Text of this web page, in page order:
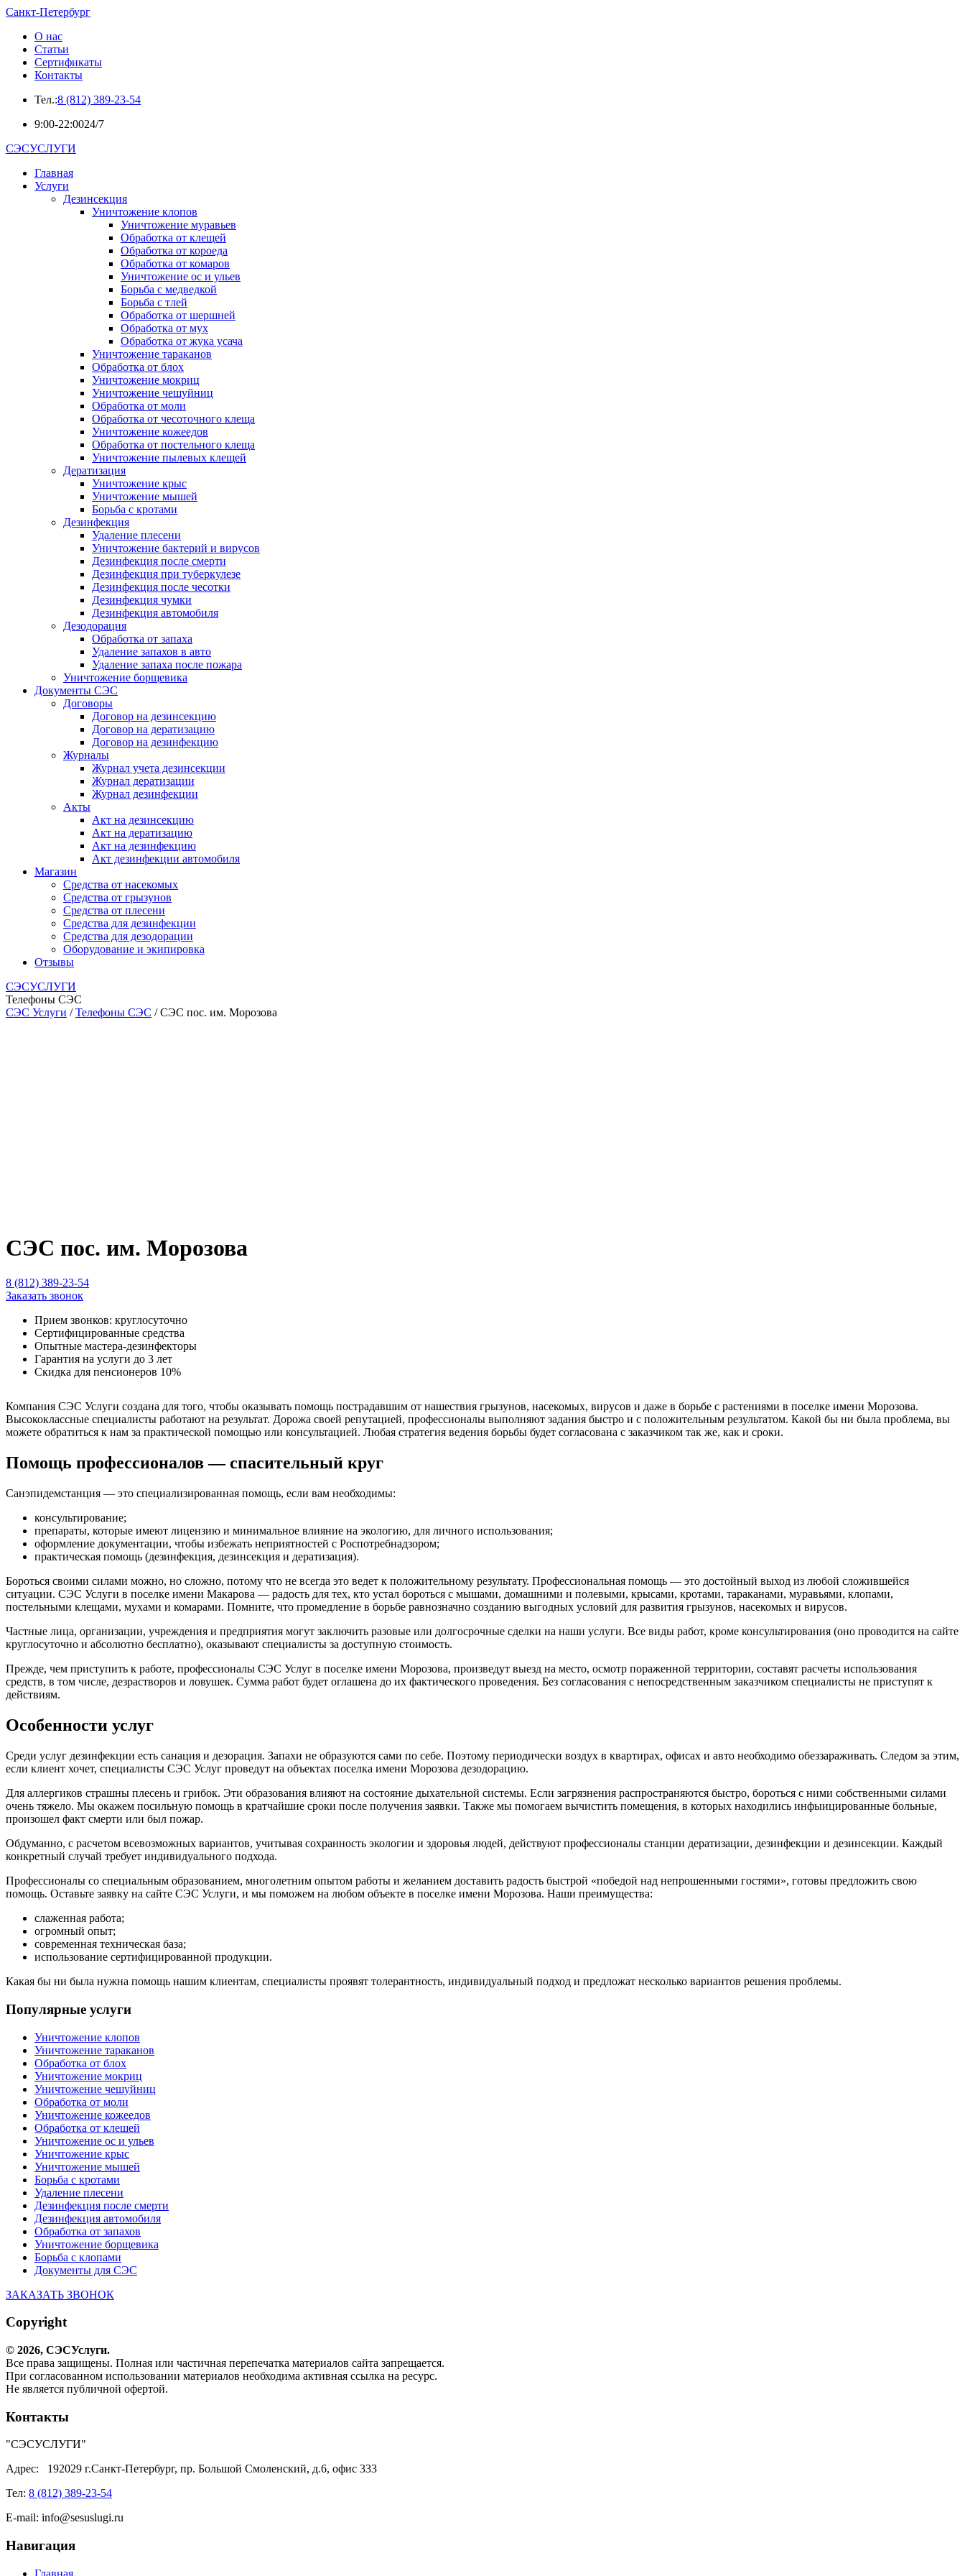
Санкт-Петербург
О нас
Статьи
Сертификаты
Контакты
Тел.:8 (812) 389-23-54
9:00-22:0024/7
СЭСУСЛУГИ
Главная
Услуги
Дезинсекция
Уничтожение клопов
Уничтожение муравьев
Обработка от клещей
Обработка от короеда
Обработка от комаров
Уничтожение ос и ульев
Борьба с медведкой
Борьба с тлей
Обработка от шершней
Обработка от мух
Обработка от жука усача
Уничтожение тараканов
Обработка от блох
Уничтожение мокриц
Уничтожение чешуйниц
Обработка от моли
Обработка от чесоточного клеща
Уничтожение кожеедов
Обработка от постельного клеща
Уничтожение пылевых клещей
Дератизация
Уничтожение крыс
Уничтожение мышей
Борьба с кротами
Дезинфекция
Удаление плесени
Уничтожение бактерий и вирусов
Дезинфекция после смерти
Дезинфекция при туберкулезе
Дезинфекция после чесотки
Дезинфекция чумки
Дезинфекция автомобиля
Дезодорация
Обработка от запаха
Удаление запахов в авто
Удаление запаха после пожара
Уничтожение борщевика
Документы СЭС
Договоры
Договор на дезинсекцию
Договор на дератизацию
Договор на дезинфекцию
Журналы
Журнал учета дезинсекции
Журнал дератизации
Журнал дезинфекции
Акты
Акт на дезинсекцию
Акт на дератизацию
Акт на дезинфекцию
Акт дезинфекции автомобиля
Магазин
Средства от насекомых
Средства от грызунов
Средства от плесени
Средства для дезинфекции
Средства для дезодорации
Оборудование и экипировка
Отзывы
СЭСУСЛУГИ
Телефоны СЭС
СЭС Услуги /Телефоны СЭС / СЭС пос. им. Морозова
СЭС пос. им. Морозова
8 (812) 389-23-54
Заказать звонок
Прием звонков: круглосуточно
Сертифицированные средства
Опытные мастера-дезинфекторы
Гарантия на услуги до 3 лет
Скидка для пенсионеров 10%
Компания СЭС Услуги создана для того, чтобы оказывать помощь пострадавшим от нашествия грызунов, насекомых, вирусов и даже в борьбе с растениями в поселке имени Морозова.
Высококлассные специалисты работают на результат. Дорожа своей репутацией, профессионалы выполняют задания быстро и с положительным результатом. Какой бы ни была проблема, вы
можете обратиться к нам за практической помощью или консультацией. Любая стратегия ведения борьбы будет согласована с заказчиком так же, как и сроки.
Помощь профессионалов — спасительный круг
Санэпидемстанция — это специализированная помощь, если вам необходимы:
консультирование;
препараты, которые имеют лицензию и минимальное влияние на экологию, для личного использования;
оформление документации, чтобы избежать неприятностей с Роспотребнадзором;
практическая помощь (дезинфекция, дезинсекция и дератизация).
Бороться своими силами можно, но сложно, потому что не всегда это ведет к положительному результату. Профессиональная помощь — это достойный выход из любой сложившейся
ситуации. СЭС Услуги в поселке имени Макарова — радость для тех, кто устал бороться с мышами, домашними и полевыми, крысами, кротами, тараканами, муравьями, клопами,
постельными клещами, мухами и комарами. Помните, что промедление в борьбе равнозначно созданию выгодных условий для развития грызунов, насекомых и вирусов.
Частные лица, организации, учреждения и предприятия могут заключить разовые или долгосрочные сделки на наши услуги. Все виды работ, кроме консультирования (оно проводится на сайте
круглосуточно и абсолютно бесплатно), оказывают специалисты за доступную стоимость.
Прежде, чем приступить к работе, профессионалы СЭС Услуг в поселке имени Морозова, произведут выезд на место, осмотр пораженной территории, составят расчеты использования
средств, в том числе, дезрастворов и ловушек. Сумма работ будет оглашена до их фактического проведения. Без согласования с непосредственным заказчиком специалисты не приступят к
действиям.
Особенности услуг
Среди услуг дезинфекции есть санация и дезорация. Запахи не образуются сами по себе. Поэтому периодически воздух в квартирах, офисах и авто необходимо обеззараживать. Следом за этим,
если клиент хочет, специалисты СЭС Услуг проведут на объектах поселка имени Морозова дезодорацию.
Для аллергиков страшны плесень и грибок. Эти образования влияют на состояние дыхательной системы. Если загрязнения распространяются быстро, бороться с ними собственными силами
очень тяжело. Мы окажем посильную помощь в кратчайшие сроки после получения заявки. Также мы помогаем вычистить помещения, в которых находились инфыицированные больные,
произошел факт смерти или был пожар.
Обдуманно, с расчетом всевозможных вариантов, учитывая сохранность экологии и здоровья людей, действуют профессионалы станции дератизации, дезинфекции и дезинсекции. Каждый
конкретный случай требует индивидуального подхода.
Профессионалы со специальным образованием, многолетним опытом работы и желанием доставить радость быстрой «победой над непрошенными гостями», готовы предложить свою
помощь. Оставьте заявку на сайте СЭС Услуги, и мы поможем на любом объекте в поселке имени Морозова. Наши преимущества:
слаженная работа;
огромный опыт;
современная техническая база;
использование сертифицированной продукции.
Какая бы ни была нужна помощь нашим клиентам, специалисты проявят толерантность, индивидуальный подход и предложат несколько вариантов решения проблемы.
Популярные услуги
Уничтожение клопов
Уничтожение тараканов
Обработка от блох
Уничтожение мокриц
Уничтожение чешуйниц
Обработка от моли
Уничтожение кожеедов
Обработка от клешей
Уничтожение ос и ульев
Уничтожение крыс
Уничтожение мышей
Борьба с кротами
Удаление плесени
Дезинфекция после смерти
Дезинфекция автомобиля
Обработка от запахов
Уничтожение борщевика
Борьба с клопами
Документы для СЭС
ЗАКАЗАТЬ ЗВОНОК
Copyright
© 2026, СЭСУслуги.
Все права защищены. Полная или частичная перепечатка материалов сайта запрещается.
При согласованном использовании материалов необходима активная ссылка на ресурс.
Не является публичной офертой.
Контакты
"СЭСУСЛУГИ"
Адрес:
192029 г.Санкт-Петербург, пр. Большой Смоленский, д.6, офис 333
Тел: 8 (812) 389-23-54
E-mail: info@sesuslugi.ru
Навигация
Главная